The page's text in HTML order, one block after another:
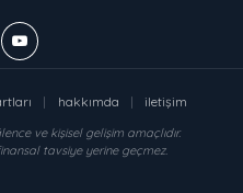
| hakkımda | iletişim
ve kişisel gelişim amaçlıdır.
tavsiye yerine geçmez.